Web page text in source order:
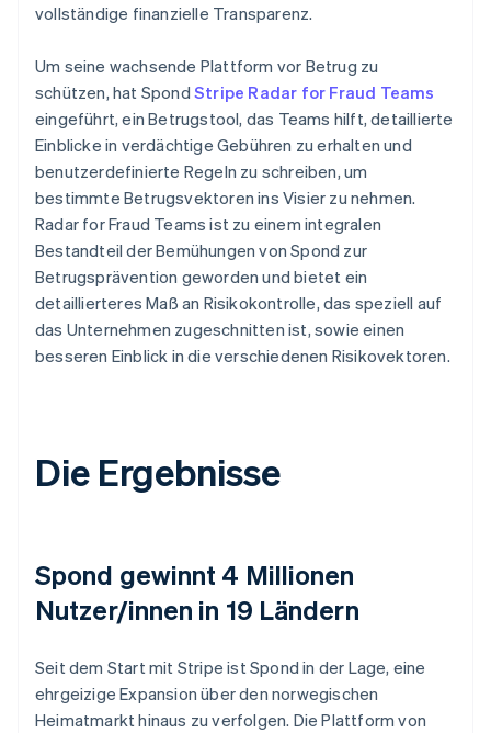
vollständige finanzielle Transparenz.
Um seine wachsende Plattform vor Betrug zu
schützen, hat Spond Stripe Radar for Fraud Teams
eingeführt, ein Betrugstool, das Teams hilft, detaillierte
Einblicke in verdächtige Gebühren zu erhalten und
benutzerdefinierte Regeln zu schreiben, um
bestimmte Betrugsvektoren ins Visier zu nehmen.
Radar for Fraud Teams ist zu einem integralen
Bestandteil der Bemühungen von Spond zur
Betrugsprävention geworden und bietet ein
detaillierteres Maß an Risikokontrolle, das speziell auf
das Unternehmen zugeschnitten ist, sowie einen
besseren Einblick in die verschiedenen Risikovektoren.
Die Ergebnisse
Spond gewinnt 4 Millionen
Nutzer/innen in 19 Ländern
Seit dem Start mit Stripe ist Spond in der Lage, eine
ehrgeizige Expansion über den norwegischen
Heimatmarkt hinaus zu verfolgen. Die Plattform von